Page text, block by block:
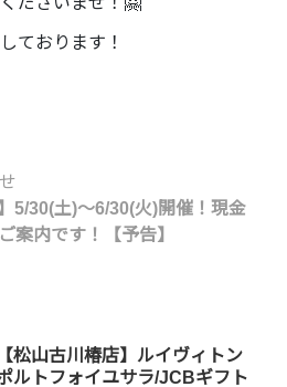
ております！
5/30(土)～6/30(火)開催！現金
案内です！【予告】
【松山古川椿店】ルイヴィトン
ルトフォイユサラ/JCBギフト